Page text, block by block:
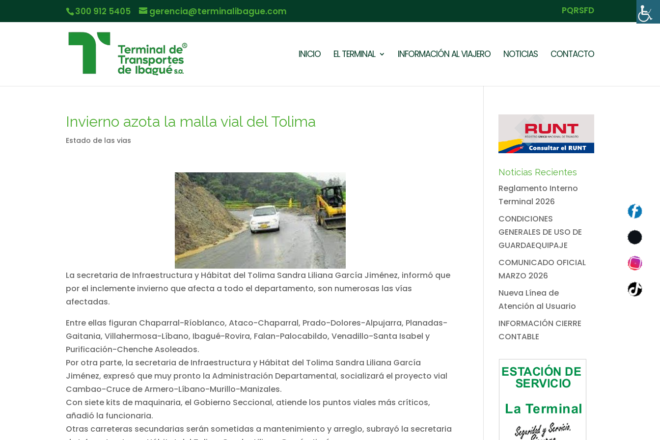
300 912 5405 gerencia@terminalibague.com PQRSFD
INICIO EL TERMINAL INFORMACIÓN AL VIAJERO NOTICIAS CONTACTO
Invierno azota la malla vial del Tolima
Estado de las vias
La secretaria de Infraestructura y Hábitat del Tolima Sandra Liliana García Jiménez, informó que
por el inclemente invierno que afecta a todo el departamento, son numerosas las vías
afectadas.
Entre ellas figuran Chaparral-Ríoblanco, Ataco-Chaparral, Prado-Dolores-Alpujarra, Planadas-
Gaitania, Villahermosa-Líbano, Ibagué-Rovira, Falan-Palocabildo, Venadillo-Santa Isabel y
Purificación-Chenche Asoleados.
Por otra parte, la secretaria de Infraestructura y Hábitat del Tolima Sandra Liliana García
Jiménez, expresó que muy pronto la Administración Departamental, socializará el proyecto vial
Cambao-Cruce de Armero-Líbano-Murillo-Manizales.
Con siete kits de maquinaria, el Gobierno Seccional, atiende los puntos viales más críticos,
añadió la funcionaria.
Otras carreteras secundarias serán sometidas a mantenimiento y arreglo, subrayó la secretaria
Noticias Recientes
Reglamento Interno
Terminal 2026
CONDICIONES
GENERALES DE USO DE
GUARDAEQUIPAJE
COMUNICADO OFICIAL
MARZO 2026
Nueva Línea de
Atención al Usuario
INFORMACIÓN CIERRE
CONTABLE